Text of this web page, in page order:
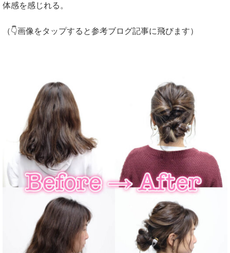
体感を感じれる。
（👇画像をタップすると参考ブログ記事に飛びます）